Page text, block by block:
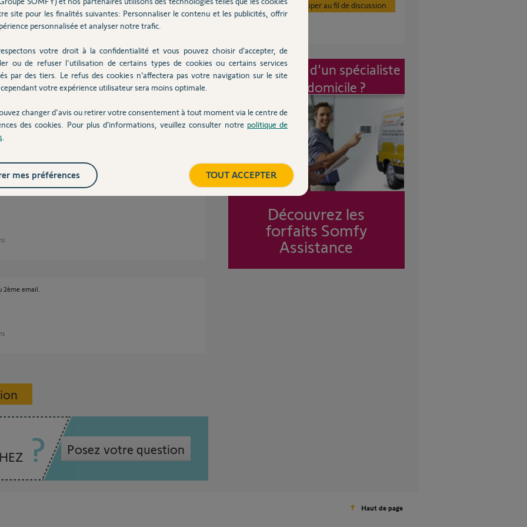
renvoi de mail pour activer mon compte.
ans
pour le valider.
email.
Posez votre question
Participer au fil de discussion
Intervention d'un spécialiste
à mon domicile ?
Découvrez les
forfaits Somfy
Assistance
Haut de page
site pour les finalités suivantes: Personnaliser le contenu et les publicités, offrir
personnalisée et analyser notre trafic.
votre droit à la confidentialité et vous pouvez choisir d’accepter, de
ou de refuser l'utilisation de certains types de cookies ou certains services
par des tiers. Le refus des cookies n’affectera pas votre navigation sur le site
votre expérience utilisateur sera moins optimale.
changer d'avis ou retirer votre consentement à tout moment via le centre de
des cookies. Pour plus d’informations, veuillez consulter notre politique de
TOUT ACCEPTER
mes préférences